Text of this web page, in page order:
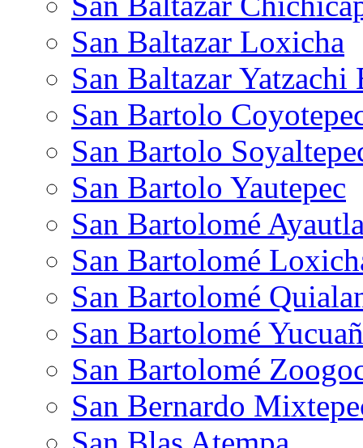
San Baltazar Loxicha
San Baltazar Yatzachi
San Bartolo
San Bartolo
San Bartolo Yautepec
San Bartolomé
San Bartolomé
San Bartolomé
San Bartolomé
San Bartolomé
San Bernardo